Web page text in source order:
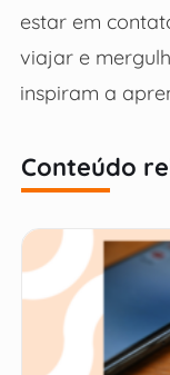
estar em
viajar e
inspiram a
Conteúdo